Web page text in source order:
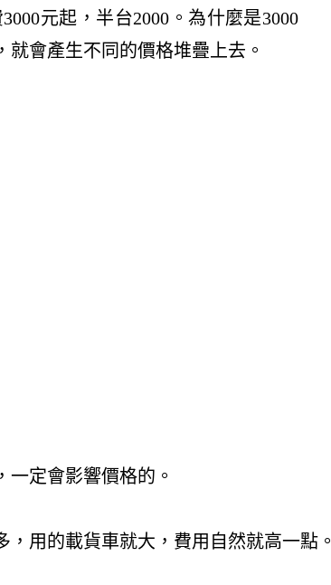
元起，半台2000。為什麼是3000
會產生不同的價格堆疊上去。
定會影響價格的。
用的載貨車就大，費用自然就高一點。